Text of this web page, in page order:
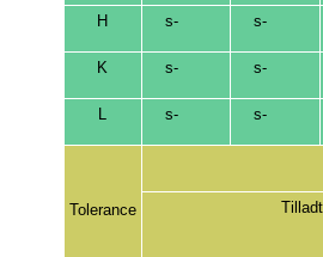
H s- s-
K s- s-
L s- s-
Tolerance